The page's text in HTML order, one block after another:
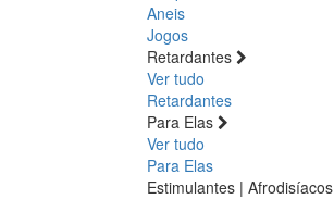
Aneis
Jogos
Retardantes
Ver tudo
Retardantes
Para Elas
Ver tudo
Para Elas
Estimulantes | Afrodisíacos